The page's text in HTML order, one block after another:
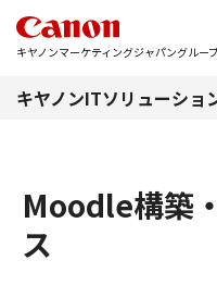
キヤノンマーケティングジャパングルー
キヤノンITソリューショ
Moodle構築
ス